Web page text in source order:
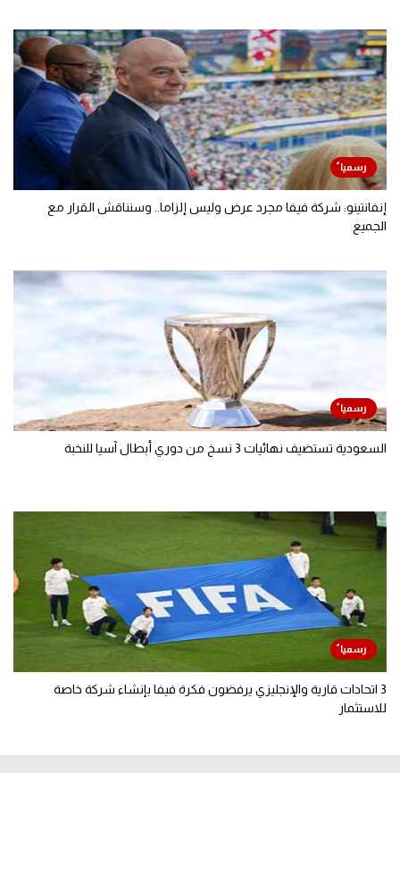
إنفانتينو: شركة فيفا مجرد عرض وليس إلزاما.. وسنناقش القرار مع
الجميع
السعودية تستضيف نهائيات 3 نسخ من دوري أبطال آسيا للنخبة
3 اتحادات قارية والإنجليزي يرفضون فكرة فيفا بإنشاء شركة خاصة
للاستثمار